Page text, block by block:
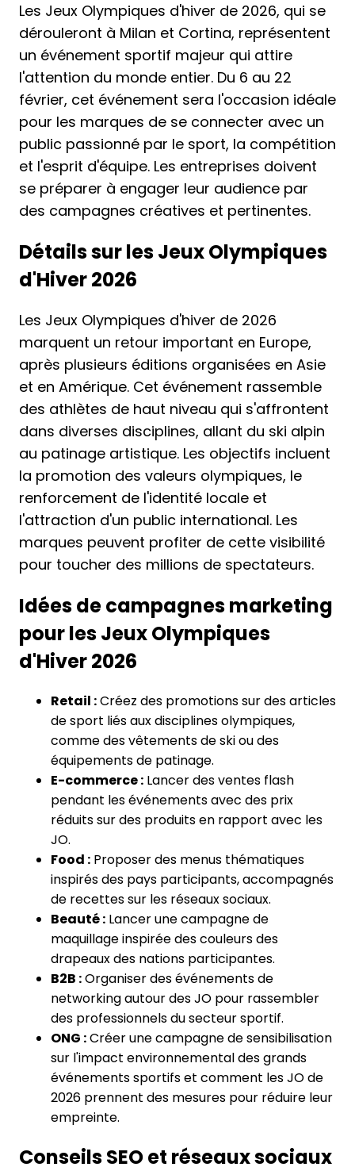
Les Jeux Olympiques d'hiver de 2026, qui se
dérouleront à Milan et Cortina, représentent
un événement sportif majeur qui attire
l'attention du monde entier. Du 6 au 22
février, cet événement sera l'occasion idéale
pour les marques de se connecter avec un
public passionné par le sport, la compétition
et l'esprit d'équipe. Les entreprises doivent
se préparer à engager leur audience par
des campagnes créatives et pertinentes.
Détails sur les Jeux Olympiques
d'Hiver 2026
Les Jeux Olympiques d'hiver de 2026
marquent un retour important en Europe,
après plusieurs éditions organisées en Asie
et en Amérique. Cet événement rassemble
des athlètes de haut niveau qui s'affrontent
dans diverses disciplines, allant du ski alpin
au patinage artistique. Les objectifs incluent
la promotion des valeurs olympiques, le
renforcement de l'identité locale et
l'attraction d'un public international. Les
marques peuvent profiter de cette visibilité
pour toucher des millions de spectateurs.
Idées de campagnes marketing
pour les Jeux Olympiques
d'Hiver 2026
Retail :Créez des promotions sur des articles
de sport liés aux disciplines olympiques,
comme des vêtements de ski ou des
équipements de patinage.
E-commerce : Lancer des ventes flash
pendant les événements avec des prix
réduits sur des produits en rapport avec les
JO.
Food : Proposer des menus thématiques
inspirés des pays participants, accompagnés
de recettes sur les réseaux sociaux.
Beauté : Lancer une campagne de
maquillage inspirée des couleurs des
drapeaux des nations participantes.
B2B :Organiser des événements de
networking autour des JO pour rassembler
des professionnels du secteur sportif.
ONG :Créer une campagne de sensibilisation
sur l'impact environnemental des grands
événements sportifs et comment les JO de
2026 prennent des mesures pour réduire leur
empreinte.
Conseils SEO et réseaux sociaux